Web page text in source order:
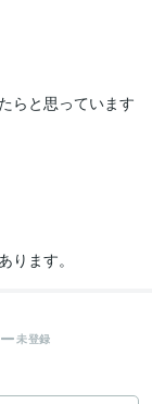
らと思っています
ります。
未登録